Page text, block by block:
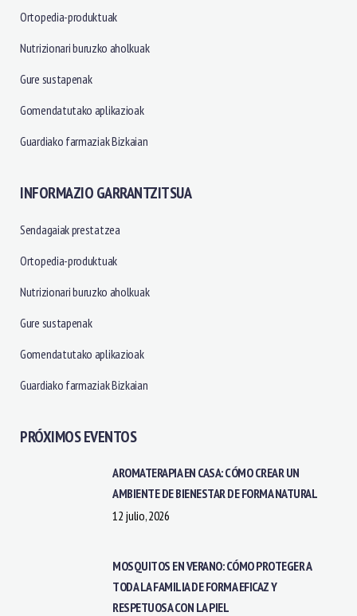
Ortopedia-produktuak
Nutrizionari buruzko aholkuak
Gure sustapenak
Gomendatutako aplikazioak
Guardiako farmaziak Bizkaian
INFORMAZIO GARRANTZITSUA
Sendagaiak prestatzea
Ortopedia-produktuak
Nutrizionari buruzko aholkuak
Gure sustapenak
Gomendatutako aplikazioak
Guardiako farmaziak Bizkaian
PRÓXIMOS EVENTOS
AROMATERAPIA EN CASA: CÓMO CREAR UN
AMBIENTE DE BIENESTAR DE FORMA NATURAL
12 julio, 2026
MOSQUITOS EN VERANO: CÓMO PROTEGER A
TODA LA FAMILIA DE FORMA EFICAZ Y
RESPETUOSA CON LA PIEL